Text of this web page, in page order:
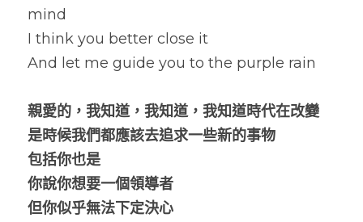
mind
I think you better close it
And let me guide you to the purple rain
親愛的，我知道，我知道，我知道時代在改變
是時候我們都應該去追求一些新的事物
包括你也是
你說你想要一個領導者
但你似乎無法下定決心